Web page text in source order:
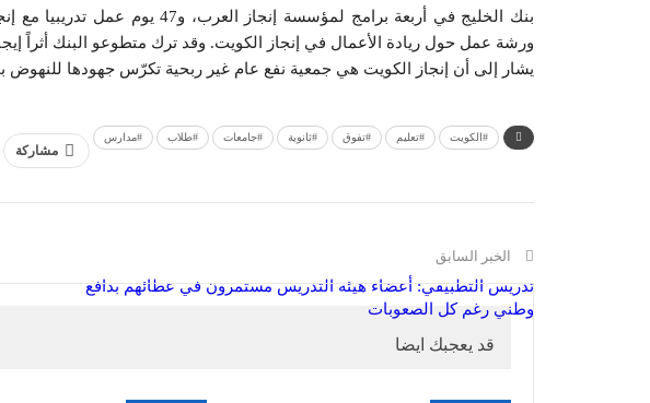
ورشة عمل حول ريادة الأعمال في إنجاز الكويت. وقد ترك متطوعو البنك أثراً إيجابياً على
يشار إلى أن إنجاز الكويت هي جمعية نفع عام غير ربحية تكرّس جهودها للنهوض
#الكويت #تعليم #تفوق #ثانوية #جامعات #طلاب #مدارس
مشاركة
الخبر السابق
تدريس التطبيقي: أعضاء هيئة التدريس مستمرون في عطائهم بدافع
وطني رغم كل الصعوبات
قد يعجبك ايضا